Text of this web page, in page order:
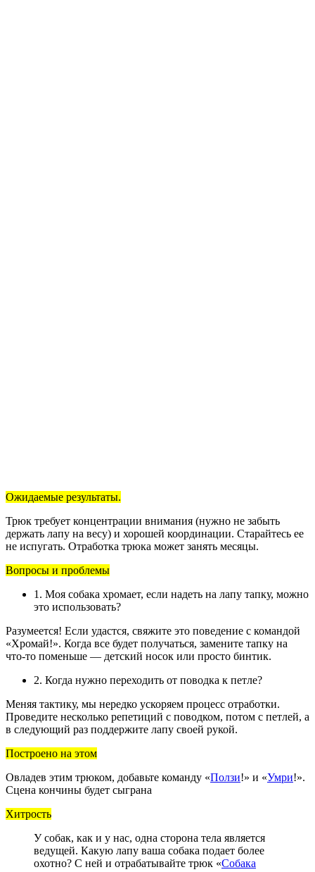
Ожидаемые результаты.
Трюк требует концентрации внимания (нужно не забыть
держать лапу на весу) и хорошей координации. Старайтесь ее
не испугать. Отработка трюка может занять месяцы.
Вопросы и проблемы
1. Моя собака хромает, если надеть на лапу тапку, можно
это использовать?
Разумеется! Если удастся, свяжите это поведение с командой
«Хромай!». Когда все будет получаться, замените тапку на
что-то поменьше — детский носок или просто бинтик.
2. Когда нужно переходить от поводка к петле?
Меняя тактику, мы нередко ускоряем процесс отработки.
Проведите несколько репетиций с поводком, потом с петлей, а
в следующий раз поддержите лапу своей рукой.
Построено на этом
Овладев этим трюком, добавьте команду «Ползи!» и «Умри!».
Сцена кончины будет сыграна
Хитрость
У собак, как и у нас, одна сторона тела является
ведущей. Какую лапу ваша собака подает более
охотно? С ней и отрабатывайте трюк «Собака